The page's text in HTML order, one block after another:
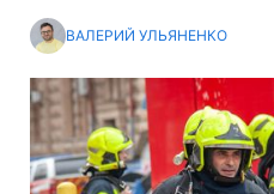
ВАЛЕРИЙ УЛЬЯНЕНКО